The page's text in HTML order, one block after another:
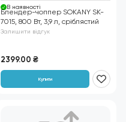
В нaявності
Блендер-чоппер SOKANY SK-
7015, 800 Вт, 3,9 л, сріблястий
Залишити відгук
2399.00 ₴
Купити